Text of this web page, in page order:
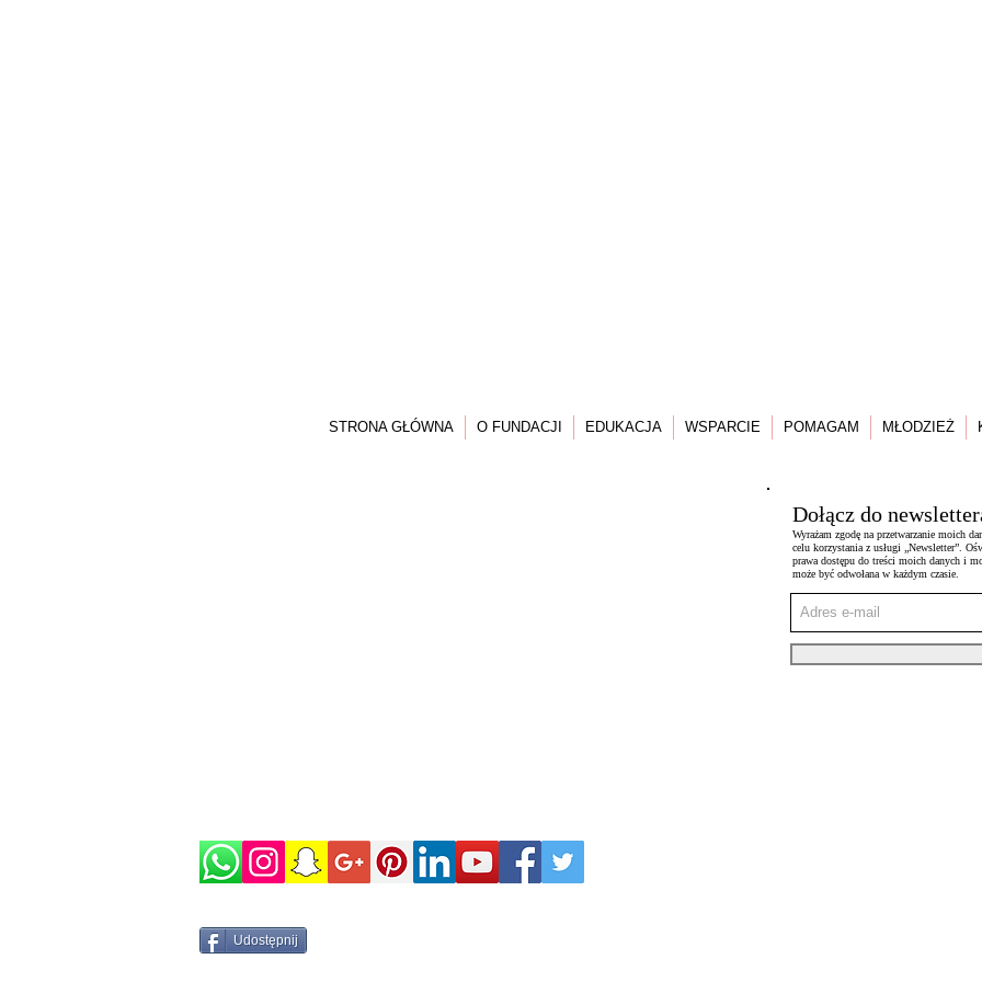
STRONA GŁÓWNA O FUNDACJI EDUKACJA WSPARCIE POMAGAM MŁODZIEŻ
Dołącz do
Wyrażam zgodę na przetwarzanie moich
celu korzystania z usługi „Newsletter”.
prawa dostępu do treści moich danych i
może być odwołana w każdym czasie.
Udostępnij